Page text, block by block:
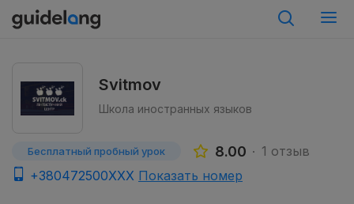
Svitmov
Школа иностранных языков
Бесплатный пробный урок 8.00
1 отзыв
+380472500XXX Показать номер